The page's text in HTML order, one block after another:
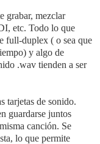
grabar, mezclar
etc. Todo lo que
full-duplex ( o sea que
y algo de
.wav tienden a ser
tarjetas de sonido.
guardarse juntos
canción. Se
lo que permite